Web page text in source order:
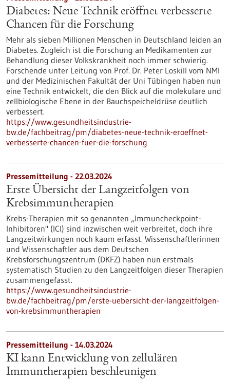
Diabetes: Neue Technik eröffnet verbesserte
Chancen für die Forschung
Mehr als sieben Millionen Menschen in Deutschland leiden an
Diabetes. Zugleich ist die Forschung an Medikamenten zur
Behandlung dieser Volkskrankheit noch immer schwierig.
Forschende unter Leitung von Prof. Dr. Peter Loskill vom NMI
und der Medizinischen Fakultät der Uni Tübingen haben nun
eine Technik entwickelt, die den Blick auf die molekulare und
zellbiologische Ebene in der Bauchspeicheldrüse deutlich
verbessert.
https://www.gesundheitsindustrie-
bw.de/fachbeitrag/pm/diabetes-neue-technik-eroeffnet-
verbesserte-chancen-fuer-die-forschung
Pressemitteilung - 22.03.2024
Erste Übersicht der Langzeitfolgen von
Krebsimmuntherapien
Krebs-Therapien mit so genannten „Immuncheckpoint-
Inhibitoren" (ICI) sind inzwischen weit verbreitet, doch ihre
Langzeitwirkungen noch kaum erfasst. Wissenschaftlerinnen
und Wissenschaftler aus dem Deutschen
Krebsforschungszentrum (DKFZ) haben nun erstmals
systematisch Studien zu den Langzeitfolgen dieser Therapien
zusammengefasst.
https://www.gesundheitsindustrie-
bw.de/fachbeitrag/pm/erste-uebersicht-der-langzeitfolgen-
von-krebsimmuntherapien
Pressemitteilung - 14.03.2024
KI kann Entwicklung von zellulären
Immuntherapien beschleunigen